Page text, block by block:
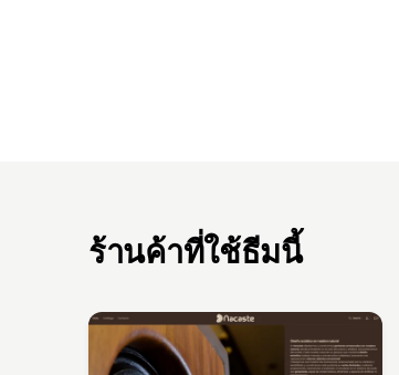
ร้านค้าที่ใช้ธีมนี้